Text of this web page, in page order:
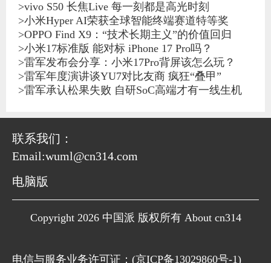
>vivo S50 长焦Live 每一刻都是高光时刻
>小米Hyper AI荣获全球智能终端赛道特等奖
>OPPO Find X9：“技术长期主义”的价值回归
>小米17标准版 能对标 iPhone 17 Pro吗？
>雷军发布会分享：小米17Pro背屏该怎么玩？
>雷军年度演讲谈YU7对比友商 疯狂“叠甲”
>雷军承认松果失败 自研SoC高端才有一线生机
联系我们：
Email:wuml@cn314.com
电脑版
Copyright 2026 中国派 版权所有 About cn314
电信与服务业务许可证：(京ICP备13029860号-1)